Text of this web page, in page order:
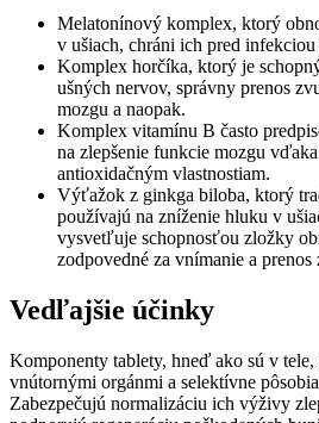
Melatonínový komplex, ktorý
v ušiach, chráni ich pred
Komplex horčíka, ktorý je
ušných nervov, správny prenos
mozgu a naopak.
Komplex vitamínu B často
na zlepšenie funkcie mozgu
antioxidačným vlastnostiam.
Výťažok z ginkga biloba, ktorý
používajú na zníženie hluku v
vysvetľuje schopnosťou zložky
zodpovedné za vnímanie a
Vedľajšie účinky
Komponenty tablety, hneď ako sú v tele,
vnútornými orgánmi a selektívne
Zabezpečujú normalizáciu ich výživy